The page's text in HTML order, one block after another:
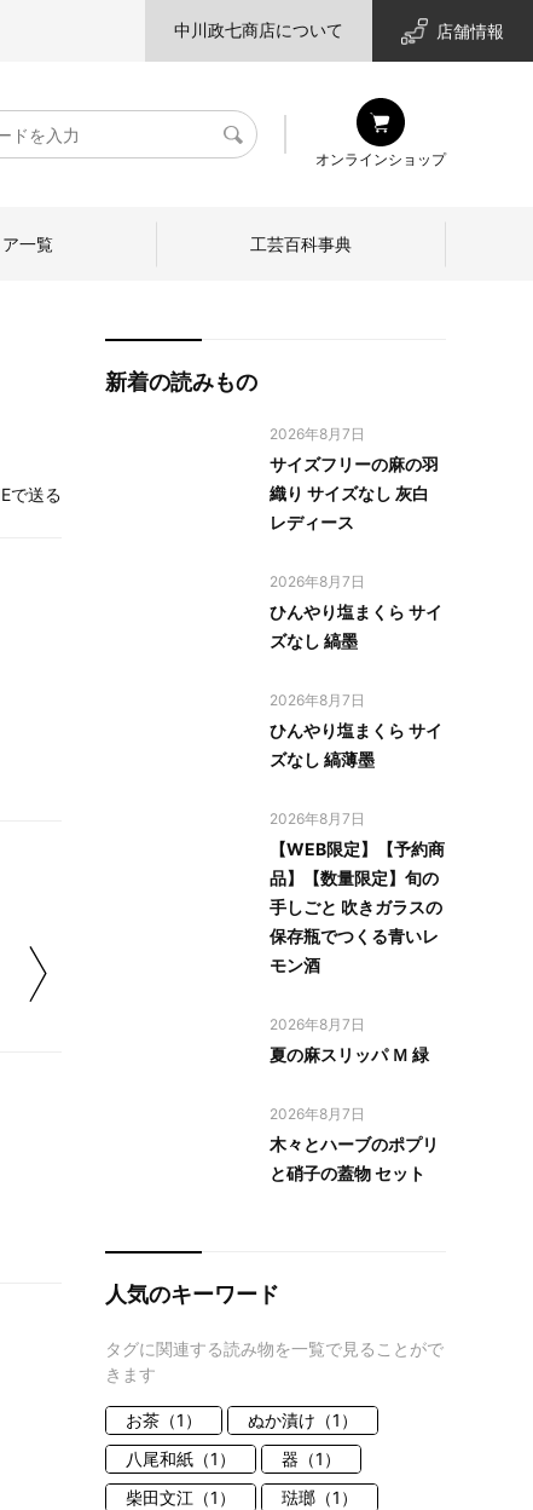
中川政七商店について 店舗情報
検
オンラインショップ
一覧 工芸百科事典
で送る
新着の読みもの
2026年8月7日
サイズフリーの麻の羽
織り サイズなし 灰白
レディース
2026年8月7日
ひんやり塩まくら サイ
ズなし 縞墨
2026年8月7日
ひんやり塩まくら サイ
ズなし 縞薄墨
2026年8月7日
【WEB限定】【予約商
品】【数量限定】旬の
手しごと 吹きガラスの
保存瓶でつくる青いレ
モン酒
2026年8月7日
夏の麻スリッパ Ｍ 緑
2026年8月7日
木々とハーブのポプリ
と硝子の蓋物 セット
人気のキーワード
タグに関連する読み物を一覧で見ることがで
きます
お茶（1）
ぬか漬け（1）
八尾和紙（1）
器（1）
柴田文江（1）
琺瑯（1）